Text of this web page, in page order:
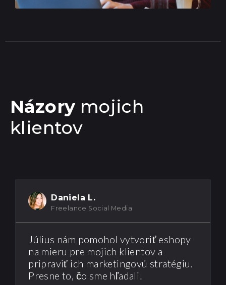
Názory mojich
klientov
Daniela L.
Freelance Social Media
Július nám pomohol vytvoriť eshopy
na mieru pre mojich klientov a
pripraviť ich marketingovú stratégiu.
Presne to, čo sme hľadali!